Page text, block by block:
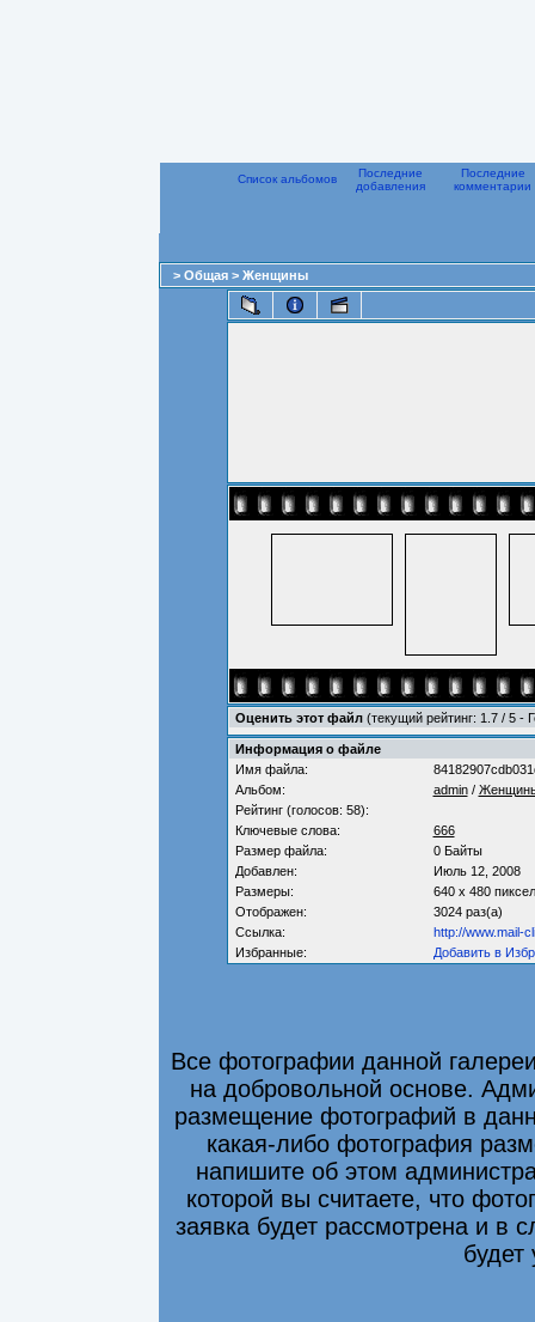
Список альбомов
Последние
добавления
Последние
комментарии
> Общая > Женщины
Оценить этот файл (текущий рейтинг: 1.7 / 5 -
Информация о файле
Имя файла:
Альбом:
admin/
Рейтинг (голосов: 58):
Ключевые слова:
666
Размер файла:
0 Байты
Добавлен:
Июль 12, 2008
Размеры:
640 x 480
Отображен:
3024 раз(а)
Ссылка:
http://www.mail-
Избранные:
Добавить в
Все фотографии данной
на добровольной основе.
размещение фотографий в
какая-либо фотография
напишите об этом
которой вы считаете, что
заявка будет рассмотрена и в
будет